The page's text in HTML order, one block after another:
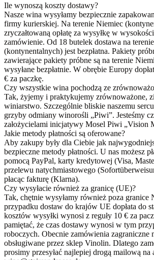
Ile wynoszą koszty dostawy?
Nasze wina wysyłamy bezpiecznie
firmy kurierskiej. Na terenie Niemiec
zryczałtowaną opłatę za wysyłkę w
zamówienie. Od 18 butelek dostawa na
(kontynentalnych) jest bezpłatna. Pakiety
zawierające pakiety próbne są na terenie
wysyłane bezpłatnie. W obrębie Europy
€ za paczkę.
Czy wszystkie wina pochodzą ze
Tak, żyjemy i praktykujemy zrównoważone,
winiarstwo. Szczególnie bliskie naszemu
grzyby odmiany winorośli „Piwi”. Jesteśmy
założycielami inicjatywy Mosel Piwi „Vision
Jakie metody płatności są oferowane?
Aby zakupy były dla Ciebie jak
bezpieczne metody płatności. U nas możesz
pomocą PayPal, karty kredytowej (Visa,
przelewu natychmiastowego
płacąc fakturę (Klarna).
Czy wysyłacie również za granicę (UE)?
Tak, chętnie wysyłamy również poza granice
przypadku dostaw do krajów UE dopłata do
kosztów wysyłki wynosi z reguły 10 € za
pamiętać, że czas dostawy wynosi w tym
roboczych. Obecnie zamówienia zagraniczne
obsługiwane przez sklep Vinolin. Dlatego
prosimy przesyłać najlepiej drogą mailową na